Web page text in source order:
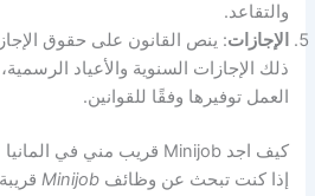
والتقاعد.
الإجازات: ينص القانون على حقوق
ذلك الإجازات السنوية والأعياد
العمل توفيرها وفقًا للقوانين.
كيف اجد Minijob قريب مني في المانيا
إذا كنت تبحث عن وظائفMinijob